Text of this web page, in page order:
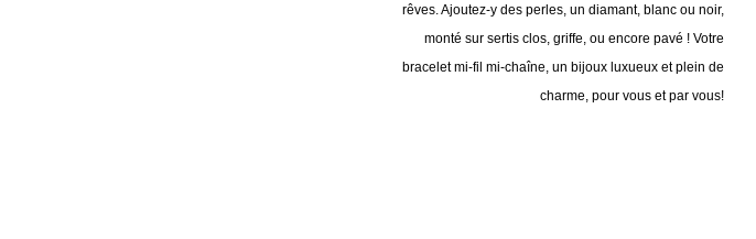
rêves. Ajoutez-y des perles, un diamant, blanc ou noir,
monté sur sertis clos, griffe, ou encore pavé ! Votre
bracelet mi-fil mi-chaîne, un bijoux luxueux et plein de
charme, pour vous et par vous!